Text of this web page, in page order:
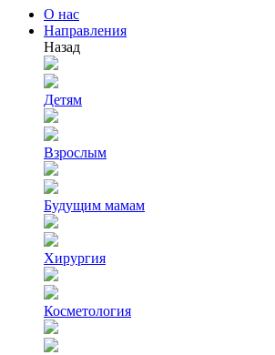
О нас
Направления
Назад
Детям
Взрослым
Будущим мамам
Хирургия
Косметология